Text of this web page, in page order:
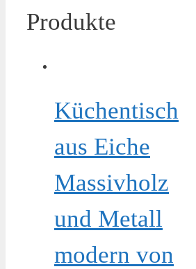
Produkte
Küchentisch
aus Eiche
Massivholz
und Metall
modern von